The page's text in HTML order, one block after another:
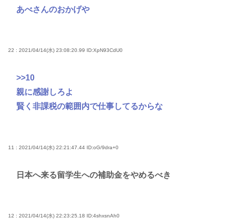
あべさんのおかげや
22 : 2021/04/14(水) 23:08:20.99 ID:XpN93CdU0
>>10
親に感謝しろよ
賢く非課税の範囲内で仕事してるからな
11 : 2021/04/14(水) 22:21:47.44 ID:oG/9dra+0
日本へ来る留学生への補助金をやめるべき
12 : 2021/04/14(水) 22:23:25.18 ID:4shxsnAh0